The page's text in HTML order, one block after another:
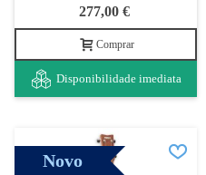
277,00 €
Comprar
Disponibilidade imediata
Novo